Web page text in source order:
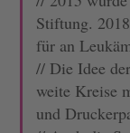
Stiftung.
für an
// Die Idee
weite Kreise
und